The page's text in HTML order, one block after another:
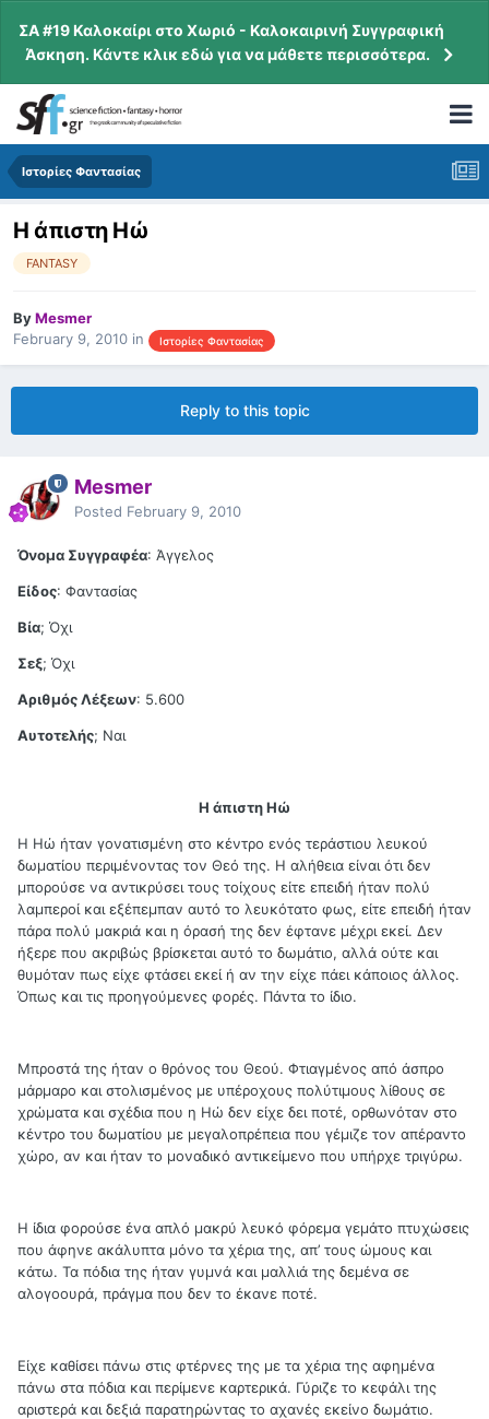
ΣΑ #19 Καλοκαίρι στο Χωριό - Καλοκαιρινή Συγγραφική
Άσκηση. Κάντε κλικ εδώ για να μάθετε περισσότερα.
Ιστορίες Φαντασίας
Η άπιστη Ηώ
FANTASY
ByMesmer
February 9, 2010 in Ιστορίες Φαντασίας
Reply to this topic
Mesmer
Posted February 9, 2010
Όνομα Συγγραφέα: Άγγελος
Είδος: Φαντασίας
Βία; Όχι
Σεξ; Όχι
Αριθμός Λέξεων: 5.600
Αυτοτελής; Ναι
Η άπιστη Ηώ
Η Ηώ ήταν γονατισμένη στο κέντρο ενός τεράστιου λευκού
δωματίου περιμένοντας τον Θεό της. Η αλήθεια είναι ότι δεν
μπορούσε να αντικρύσει τους τοίχους είτε επειδή ήταν πολύ
λαμπεροί και εξέπεμπαν αυτό το λευκότατο φως, είτε επειδή ήταν
πάρα πολύ μακριά και η όρασή της δεν έφτανε μέχρι εκεί. Δεν
ήξερε που ακριβώς βρίσκεται αυτό το δωμάτιο, αλλά ούτε και
θυμόταν πως είχε φτάσει εκεί ή αν την είχε πάει κάποιος άλλος.
Όπως και τις προηγούμενες φορές. Πάντα το ίδιο.
Μπροστά της ήταν ο θρόνος του Θεού. Φτιαγμένος από άσπρο
μάρμαρο και στολισμένος με υπέροχους πολύτιμους λίθους σε
χρώματα και σχέδια που η Ηώ δεν είχε δει ποτέ, ορθωνόταν στο
κέντρο του δωματίου με μεγαλοπρέπεια που γέμιζε τον απέραντο
χώρο, αν και ήταν το μοναδικό αντικείμενο που υπήρχε τριγύρω.
Η ίδια φορούσε ένα απλό μακρύ λευκό φόρεμα γεμάτο πτυχώσεις
που άφηνε ακάλυπτα μόνο τα χέρια της, απ’ τους ώμους και
κάτω. Τα πόδια της ήταν γυμνά και μαλλιά της δεμένα σε
αλογοουρά, πράγμα που δεν το έκανε ποτέ.
Είχε καθίσει πάνω στις φτέρνες της με τα χέρια της αφημένα
πάνω στα πόδια και περίμενε καρτερικά. Γύριζε το κεφάλι της
αριστερά και δεξιά παρατηρώντας το αχανές εκείνο δωμάτιο.